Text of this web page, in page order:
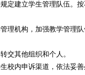
建立学生管理队伍。按
机构，加强教学管理队
其他组织和个人。
内申诉渠道，依法妥善